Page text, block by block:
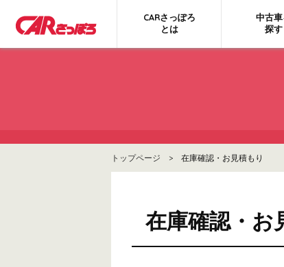
CARさっぽろ
とは
中古
探す
トップページ > 在庫確認・お見積もり
在庫確認・お